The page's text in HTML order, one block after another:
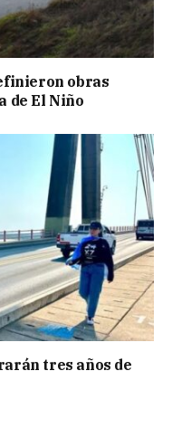
obras
de El Niño
tres años de